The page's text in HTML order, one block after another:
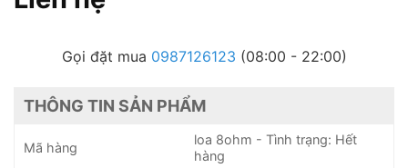
Gọi đặt mua 0987126123 (08:00 - 22:00)
THÔNG TIN SẢN PHẨM
Mã hàng
loa 8ohm - Tình trạng: Hết
hàng